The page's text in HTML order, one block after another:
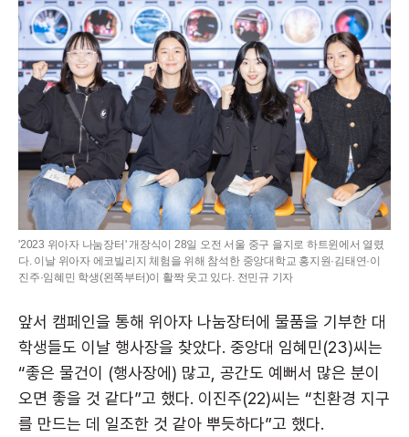
'2023 위아자 나눔장터' 개장식이 28일 오전 서울 중구 을지로 하트윈에서 열렸
다. 이날 위아자 에코빌리지 체험을 위해 참석한 중앙대학교 홍지원·김태연·이
진주·임혜민 학생(왼쪽부터)이 활짝 웃고 있다. 전민규 기자
앞서 캠페인을 통해 위아자 나눔장터에 물품을 기부한 대
학생들도 이날 행사장을 찾았다. 중앙대 임혜민(23)씨는
“좋은 물건이 (행사장에) 많고, 공간도 예뻐서 많은 분이
오면 좋을 것 같다”고 했다. 이진주(22)씨는 “친환경 지구
를 만드는 데 일조한 것 같아 뿌듯하다”고 했다.